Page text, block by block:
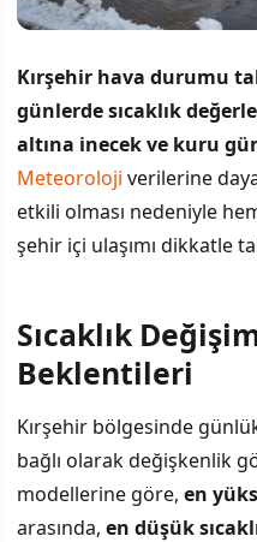
Kırşehir hava durumu
günlerde sıcaklık
altına inecek ve kuru gün
Meteoroloji verilerine
etkili olması nedeniyle
şehir içi ulaşımı dikkatle
İÇINDEKILER
Rüzgar ve Görüş
Sıcaklık
Beklentileri
Kırşehir bölgesinde
bağlı olarak değişkenlik
modellerine göre, en
arasında, en düşük